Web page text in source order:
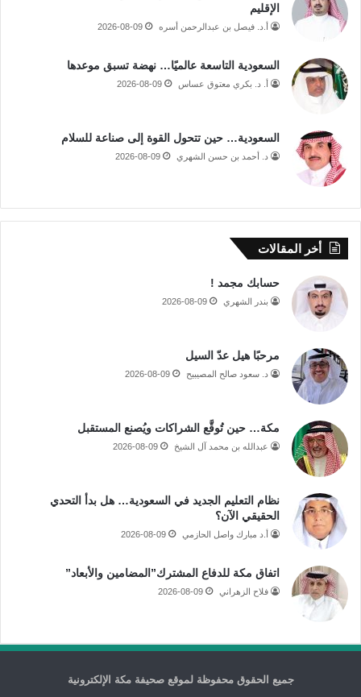
الإقليم
أ.د. فيصل بن عبدالرحمن أسره 2026-08-09
السعودية التاسعة عالميًا… نهضة تسبق موعدها
أ. د. بكري معتوق عساس 2026-08-09
السعودية… حين تتحول القوة إلى صناعة للسلام
د. أحمد بن حسن الشهري 2026-08-09
أخر المقالات
حسابك مجمد !
بندر الشهري 2026-08-09
مرحبًا هيل عدّ السيل
د. سعود صالح المصيبيح 2026-08-09
مكة… حين تُوقَّع الشراكات ويُصنع المستقبل
عبدالله بن محمد آل الشيخ 2026-08-09
نظام التعليم الجديد في السعودية… هل بدأ التحدي
الحقيقي الآن؟
أ.د مبارك واصل الحازمي 2026-08-09
اتفاق مكة للدفاع المشترك”المضامين والأبعاد”
فلاح الزهراني 2026-08-09
جميع الحقوق محفوظة لموقع صحيفة مكة الإلكترونية